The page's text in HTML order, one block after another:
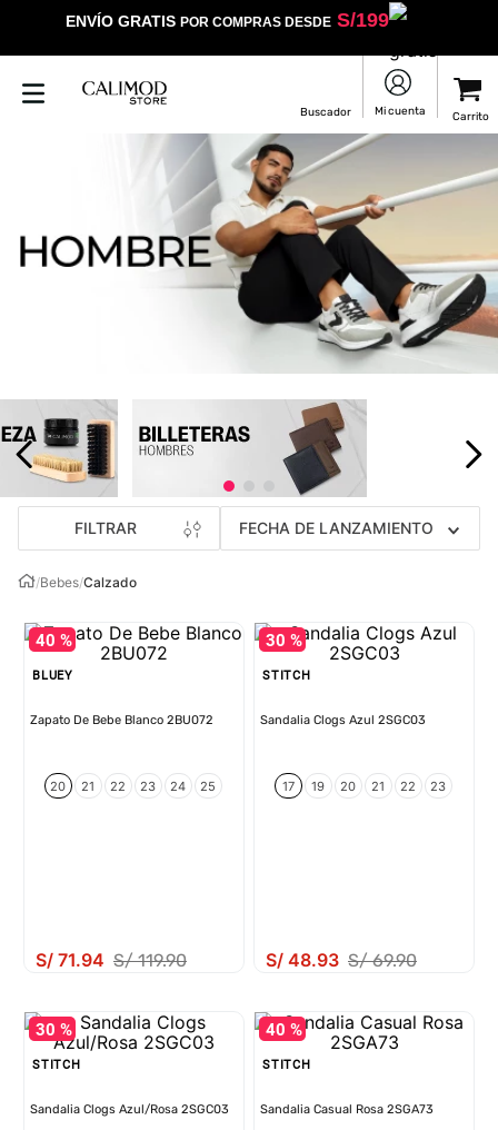
ENVÍO GRATIS POR COMPRAS DESDES/199
FILTRAR FECHA DE LANZAMIENTO
/Bebes/Calzado
40 %
BLUEY
Zapato De Bebe Blanco 2BU072
20 21 22 23 24 25
S/ 71.94 S/ 119.90
30 %
STITCH
Sandalia Clogs Azul 2SGC03
17 19 20 21 22 23
S/ 48.93 S/ 69.90
30 %
STITCH
Sandalia Clogs Azul/Rosa 2SGC03
40 %
STITCH
Sandalia Casual Rosa 2SGA73